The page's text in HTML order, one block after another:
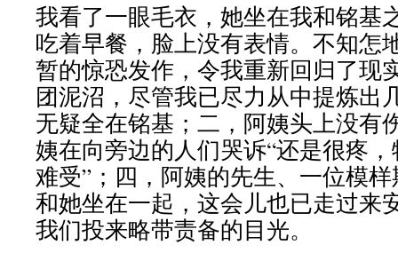
我看了一眼毛衣，她坐在我和铭基
吃着早餐，脸上没有表情。不知怎
暂的惊恐发作，令我重新回归了现
团泥沼，尽管我已尽力从中提炼出
无疑全在铭基；二，阿姨头上没有
姨在向旁边的人们哭诉“还是很疼
难受”；四，阿姨的先生、一位模
和她坐在一起，这会儿也已走过来
我们投来略带责备的目光。